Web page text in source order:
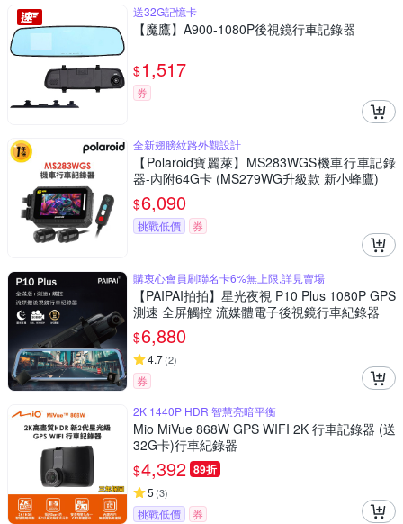
送32G記憶卡
【魔鷹】A900-1080P後視鏡行車記錄器
$1,517
券
全新翅膀紋路外觀設計
【Polaroid寶麗萊】MS283WGS機車行車記錄
器-內附64G卡 (MS279WG升級款 新小蜂鷹)
$6,090
挑戰低價 券
購衷心會員刷聯名卡6%無上限,詳見賣場
【PAIPAI拍拍】星光夜視 P10 Plus 1080P GPS
測速 全屏觸控 流媒體電子後視鏡行車紀錄器
$6,880
4.7(2)
券
2K 1440P HDR 智慧亮暗平衡
Mio MiVue 868W GPS WIFI 2K 行車記錄器 (送
32G卡)行車紀錄器
$4,392 89折
5 (3)
挑戰低價
券